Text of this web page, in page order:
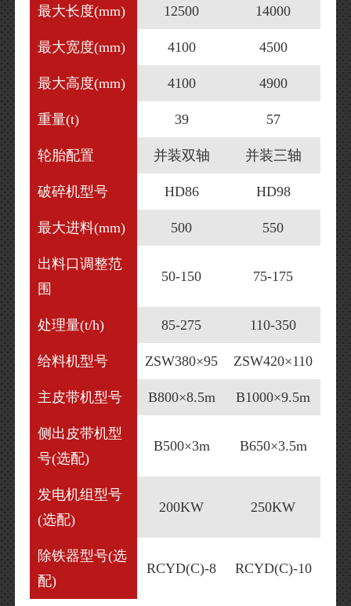
最大长度(mm) 12500 14000
最大宽度(mm) 4100 4500
最大高度(mm) 4100 4900
重量(t) 39 57
轮胎配置 并装双轴 并装三轴
破碎机型号 HD86 HD98
最大进料(mm) 500 550
出料口调整范
围
50-150 75-175
处理量(t/h) 85-275 110-350
给料机型号 ZSW380×95 ZSW420×110
主皮带机型号 B800×8.5m B1000×9.5m
侧出皮带机型
号(选配)
B500×3m B650×3.5m
发电机组型号
(选配)
200KW 250KW
除铁器型号(选
配)
RCYD(C)-8 RCYD(C)-10